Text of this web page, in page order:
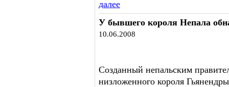
далее
У бывшего короля Непала
10.06.2008
Созданный непальским
низложенного короля